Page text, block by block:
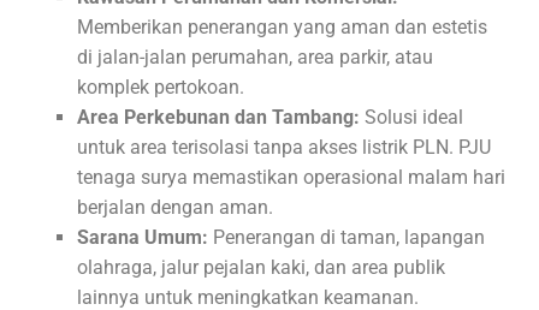
Memberikan penerangan yang aman dan estetis
di jalan-jalan perumahan, area parkir, atau
komplek pertokoan.
Area Perkebunan dan Tambang: Solusi ideal
untuk area terisolasi tanpa akses listrik PLN. PJU
tenaga surya memastikan operasional malam hari
berjalan dengan aman.
Sarana Umum: Penerangan di taman, lapangan
olahraga, jalur pejalan kaki, dan area publik
lainnya untuk meningkatkan keamanan.